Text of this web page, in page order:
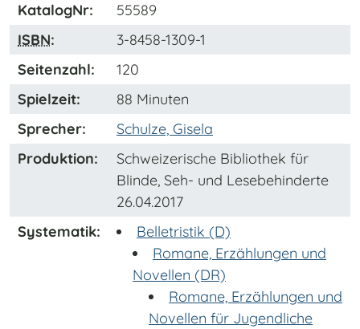
KatalogNr:
55589
ISBN:
3-8458-1309-1
Seitenzahl:
120
Spielzeit:
88 Minuten
Sprecher:
Schulze, Gisela
Produktion:
Schweizerische Bibliothek für
Blinde, Seh- und Lesebehinderte
26.04.2017
Systematik:
Belletristik (D)
Romane, Erzählungen und
Novellen (DR)
Romane, Erzählungen und
Novellen für Jugendliche